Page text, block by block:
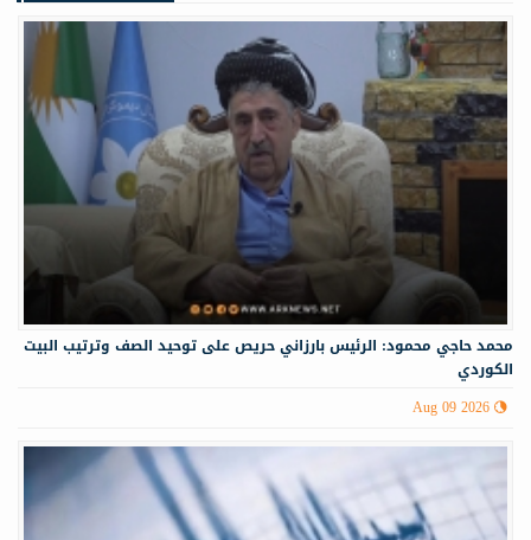
محمد حاجي محمود: الرئيس بارزاني حريص على توحيد الصف وترتيب البيت
الكوردي
Aug 09 2026